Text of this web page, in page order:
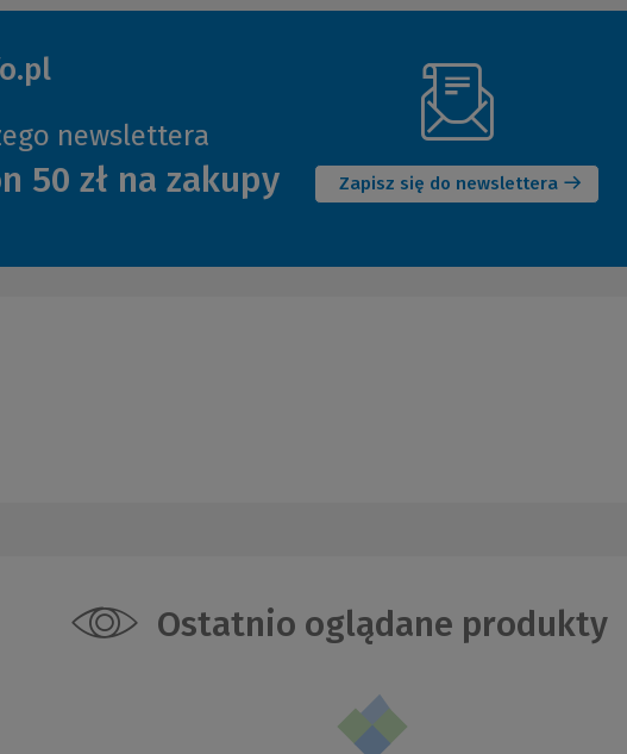
newslettera
50 zł na zakupy Zapisz się do newslettera
okno)
Ostatnio oglądane produkty